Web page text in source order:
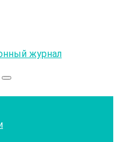
журнал